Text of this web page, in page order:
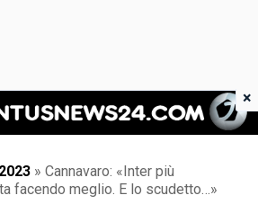
Juventus News 24
2023 » Cannavaro: «Inter più
facendo meglio. E lo scudetto…»
×